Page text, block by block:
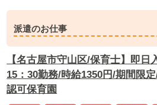
派遣のお仕事
【名古屋市守山区/保育士】即日
15：30勤務/時給1350円/期間限
認可保育園